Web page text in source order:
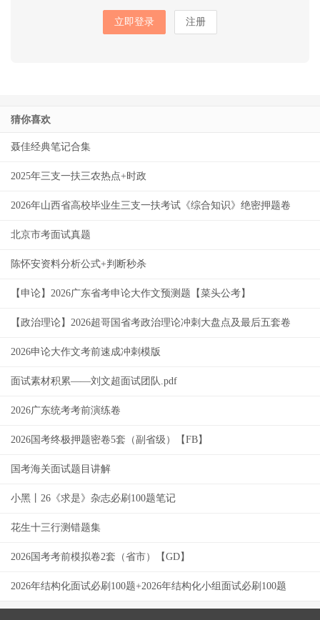
立即登录 注册
猜你喜欢
聂佳经典笔记合集
2025年三支一扶三农热点+时政
2026年山西省高校毕业生三支一扶考试《综合知识》绝密押题卷
北京市考面试真题
陈怀安资料分析公式+判断秒杀
【申论】2026广东省考申论大作文预测题【菜头公考】
【政治理论】2026超哥国省考政治理论冲刺大盘点及最后五套卷
2026申论大作文考前速成冲刺模版
面试素材积累——刘文超面试团队.pdf
2026广东统考考前演练卷
2026国考终极押题密卷5套（副省级）【FB】
国考海关面试题目讲解
小黑丨26《求是》杂志必刷100题笔记
花生十三行测错题集
2026国考考前模拟卷2套（省市）【GD】
2026年结构化面试必刷100题+2026年结构化小组面试必刷100题